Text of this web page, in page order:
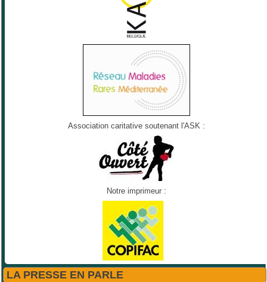
Association caritative soutenant l'ASK :
Notre imprimeur :
LA PRESSE EN PARLE